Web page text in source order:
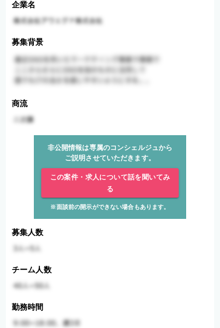
企業名
募集背景
商流
非公開情報は専属のコンシェルジュから
ご説明させていただきます。
この案件・求人について話を聞いてみ
る
※面談前の開示ができない場合もあります。
募集人数
チーム人数
勤務時間